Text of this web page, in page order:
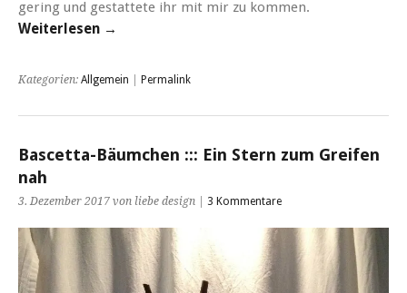
gering und gestattete ihr mit mir zu kommen.
Weiterlesen →
Kategorien: Allgemein Permalink
Bascetta-Bäumchen ::: Ein Stern zum Greifen
nah
3. Dezember 2017 von liebe design | 3 Kommentare